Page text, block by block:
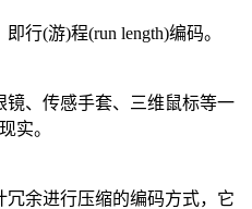
行(游)程(run length)编码。
镜、传感手套、三维鼠标等一
实。
冗余进行压缩的编码方式，它